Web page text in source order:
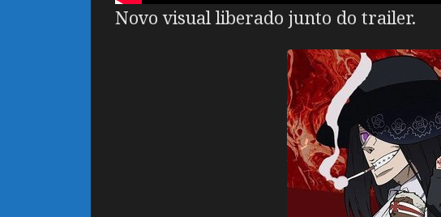
Novo visual liberado junto do trailer.